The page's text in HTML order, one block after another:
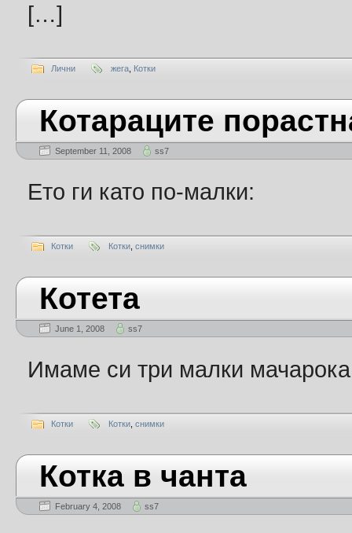
[…]
Лични жега Котки
Котараците
September 11, 2008 ss7
Ето ги като по-малки:
Котки Котки снимки
Котета
June 1, 2008 ss7
Имаме си три малки
Котки Котки снимки
Котка в чанта
February 4, 2008 ss7